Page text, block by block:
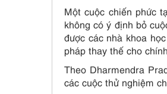
Một cuộc chiến phức
không có ý định bỏ
được các nhà khoa
pháp thay thế cho
Theo Dharmendra
các cuộc thử nghiệm